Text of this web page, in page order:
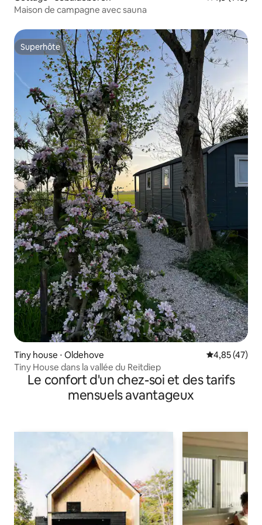
Maison de campagne avec sauna
Superhôte
Superhôte
Tiny house ⋅ Oldehove Évaluation
4,85 (47)
Tiny House dans la vallée du Reitdiep
Le confort d'un chez-soi et des tarifs
mensuels avantageux